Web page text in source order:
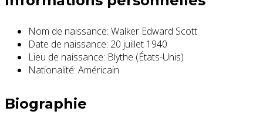
Nom de naissance: Walker Edward Scott
Date de naissance: 20 juillet 1940
Lieu de naissance: Blythe (États-Unis)
Nationalité: Américain
Biographie